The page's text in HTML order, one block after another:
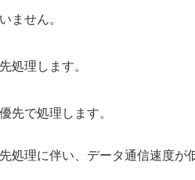
ません。
処理します。
先で処理します。
処理に伴い、データ通信速度が